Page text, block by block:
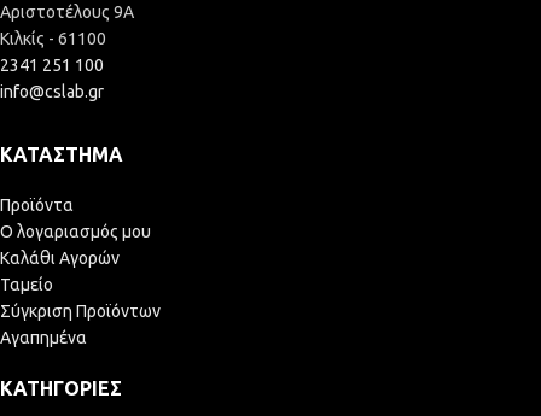
Αριστοτέλους 9Α
Κιλκίς - 61100
2341 251 100
info@cslab.gr
ΚΑΤΆΣΤΗΜΑ
Προϊόντα
Ο λογαριασμός μου
Καλάθι Αγορών
Ταμείο
Σύγκριση Προϊόντων
Αγαπημένα
ΚΑΤΗΓΟΡΊΕΣ